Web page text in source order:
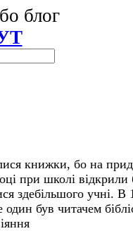
блог
книжки, бо на
при школі відкрили
здебільшого учні. В
був читачем